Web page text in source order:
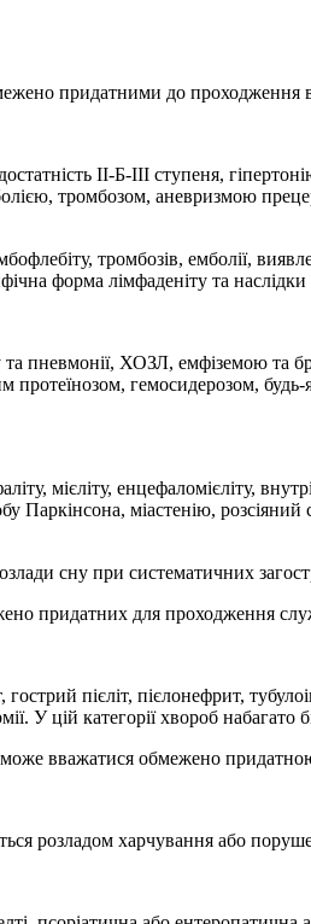
придатними до проходження
ІІ-Б-ІІІ ступеня,
тромбозом, аневризмою
тромбозів, емболії,
форма лімфаденіту та наслідки
пневмонії, ХОЗЛ, емфіземою
гемосидерозом,
мієліту, енцефаломієліту,
Паркінсона, міастенію,
сну при систематичних
придатних для проходження
пієліт, пієлонефрит,
У цій категорії хвороб
вважатися обмежено
розладом харчування або